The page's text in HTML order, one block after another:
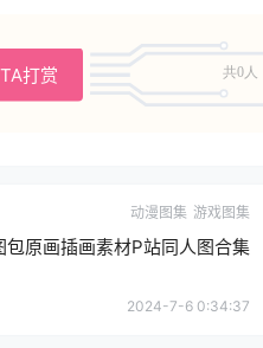
打赏 共0人
动漫图集 游戏图集
包原画插画素材P站同人图合集
2024-7-6 0:34:37